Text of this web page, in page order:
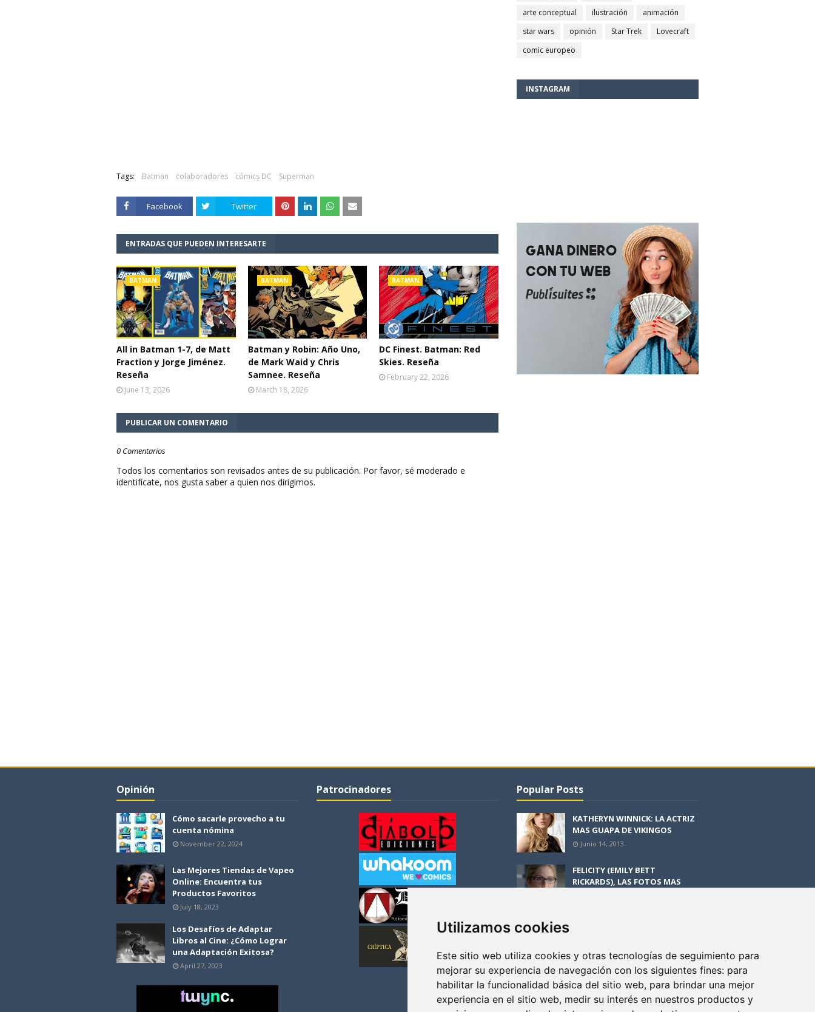
Utilizamos cookies
Este sitio web utiliza cookies y otras tecnologías de seguimiento para
mejorar su experiencia de navegación con los siguientes fines: para
habilitar la funcionalidad básica del sitio web, para brindar una mejor
experiencia en el sitio web, medir su interés en nuestros productos y
Tags: Batman colaboradores cómics DC Superman
Facebook Twitter
ENTRADAS QUE PUEDEN INTERESARTE
BATMAN
All in Batman 1-7, de Matt
Fraction y Jorge Jiménez.
Reseña
June 13, 2026
BATMAN
Batman y Robin: Año Uno,
de Mark Waid y Chris
Samnee. Reseña
March 18, 2026
BATMAN
DC Finest. Batman: Red
Skies. Reseña
February 22, 2026
PUBLICAR UN COMENTARIO
0 Comentarios
Todos los comentarios son revisados antes de su publicación. Por favor, sé moderado e
identifícate, nos gusta saber a quien nos dirigimos.
arte conceptual
ilustración
animación
star wars
opinión Star Trek
Lovecraft
comic europeo
INSTAGRAM
Opinión
Cómo sacarle provecho a tu
cuenta nómina
November 22, 2024
Las Mejores Tiendas de Vapeo
Online: Encuentra tus
Productos Favoritos
July 18, 2023
Los Desafíos de Adaptar
Libros al Cine: ¿Cómo Lograr
una Adaptación Exitosa?
April 27, 2023
Patrocinadores Popular Posts
KATHERYN WINNICK: LA ACTRIZ
MAS GUAPA DE VIKINGOS
Junio 14, 2013
FELICITY (EMILY BETT
RICKARDS), LAS FOTOS MAS
HISTORIA. EPISODIO 3. LA
CRITICA
Mayo 17, 2012